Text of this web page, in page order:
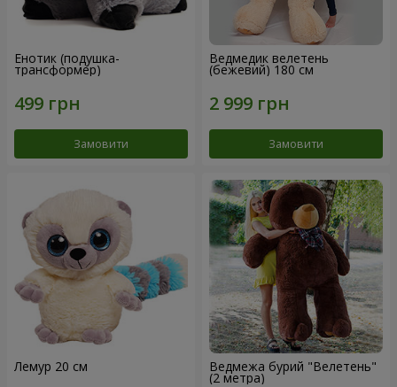
Енотик (подушка-
трансформер)
Замовити
Ведмедик велетень
(бежевий) 180 см
Замовити
Лемур 20 см Ведмежа бурий "Велетень"
(2 метра)